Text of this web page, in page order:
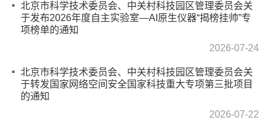
北京市科学技术委员会、中关村科技园区管理委员会关
于发布2026年度自主实验室—AI原生仪器“揭榜挂帅”专
项榜单的通知
2026-07-24
北京市科学技术委员会、中关村科技园区管理委员会关
于转发国家网络空间安全国家科技重大专项第三批项目
的通知
2026-07-22